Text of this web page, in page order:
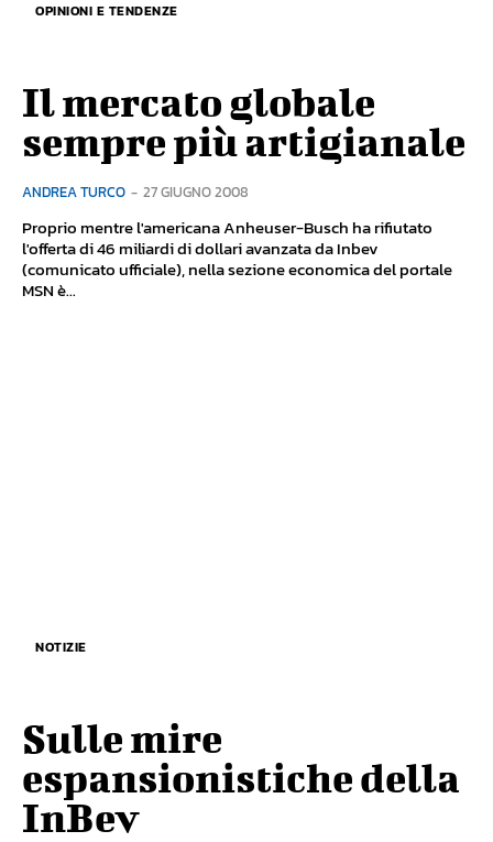
OPINIONI E TENDENZE
Il mercato globale
sempre più artigianale
ANDREA TURCO - 27 GIUGNO 2008
Proprio mentre l'americana Anheuser-Busch ha rifiutato
l'offerta di 46 miliardi di dollari avanzata da Inbev
(comunicato ufficiale), nella sezione economica del portale
MSN è...
NOTIZIE
Sulle mire
espansionistiche della
InBev